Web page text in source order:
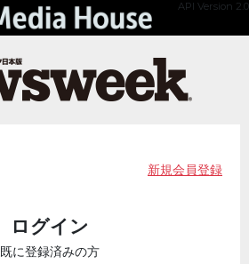
API Version 2.0
新規会員登録
ログイン
既に登録済みの方